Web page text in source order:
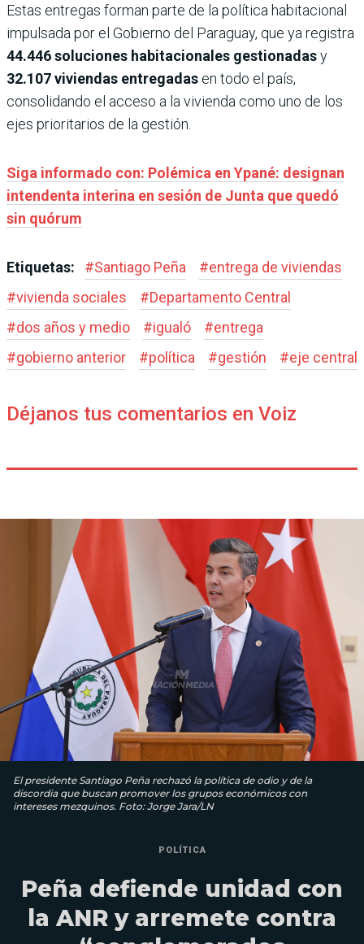
Estas entregas forman parte de la política habitacional
impulsada por el Gobierno del Paraguay, que ya registra
44.446 soluciones habitacionales gestionadasy
32.107 viviendas entregadas en todo el país,
consolidando el acceso a la vivienda como uno de los
ejes prioritarios de la gestión.
Siga informado con: Polémica en Ypané: designan
intendenta interina en sesión de Junta que quedó
sin quórum
Etiquetas: #Santiago Peña #entrega de viviendas
#vivienda sociales #Departamento Central
#dos años y medio #igualó #entrega
#gobierno anterior #política #gestión #eje central
Déjanos tus comentarios en Voiz
El presidente Santiago Peña rechazó la política de odio y de la
discordia que buscan promover los grupos económicos con
intereses mezquinos. Foto: Jorge Jara/LN
POLÍTICA
Peña defiende unidad con
la ANR y arremete contra